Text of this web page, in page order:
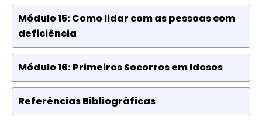
Módulo 15: Como lidar com as pessoas com
deficiência
Módulo 16: Primeiros Socorros em Idosos
Referências Bibliográficas